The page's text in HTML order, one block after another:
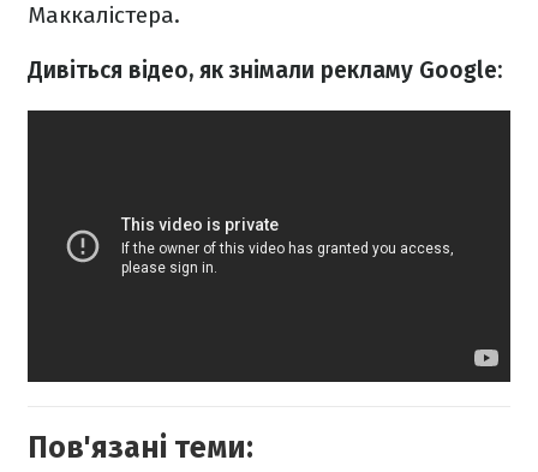
Маккалістера.
Дивіться відео, як знімали рекламу Google:
Пов'язані теми: